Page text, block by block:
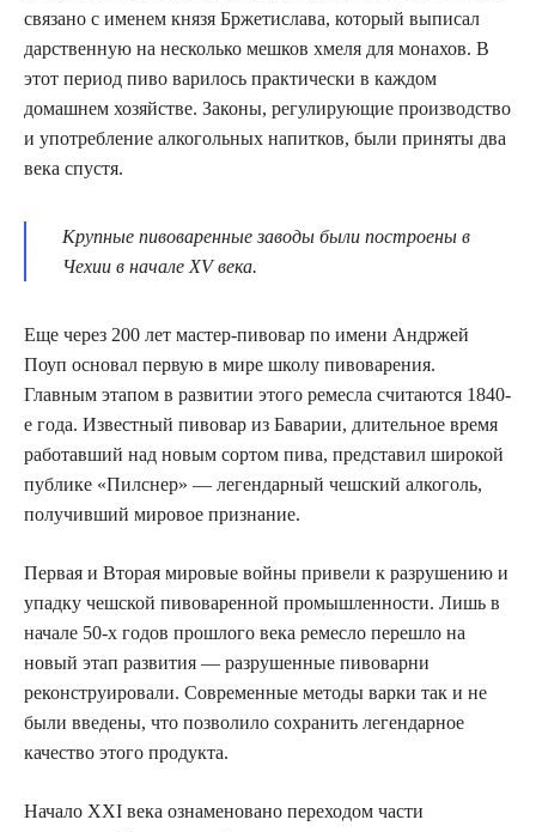
связано с именем князя Бржетислава, который выписал
дарственную на несколько мешков хмеля для монахов. В
этот период пиво варилось практически в каждом
домашнем хозяйстве. Законы, регулирующие производство
и употребление алкогольных напитков, были приняты два
века спустя.
Крупные пивоваренные заводы были построены в
Чехии в начале XV века.
Еще через 200 лет мастер-пивовар по имени Андржей
Поуп основал первую в мире школу пивоварения.
Главным этапом в развитии этого ремесла считаются 1840-
е года. Известный пивовар из Баварии, длительное время
работавший над новым сортом пива, представил широкой
публике «Пилснер» — легендарный чешский алкоголь,
получивший мировое признание.
Первая и Вторая мировые войны привели к разрушению и
упадку чешской пивоваренной промышленности. Лишь в
начале 50-х годов прошлого века ремесло перешло на
новый этап развития — разрушенные пивоварни
реконструировали. Современные методы варки так и не
были введены, что позволило сохранить легендарное
качество этого продукта.
Начало XXI века ознаменовано переходом части